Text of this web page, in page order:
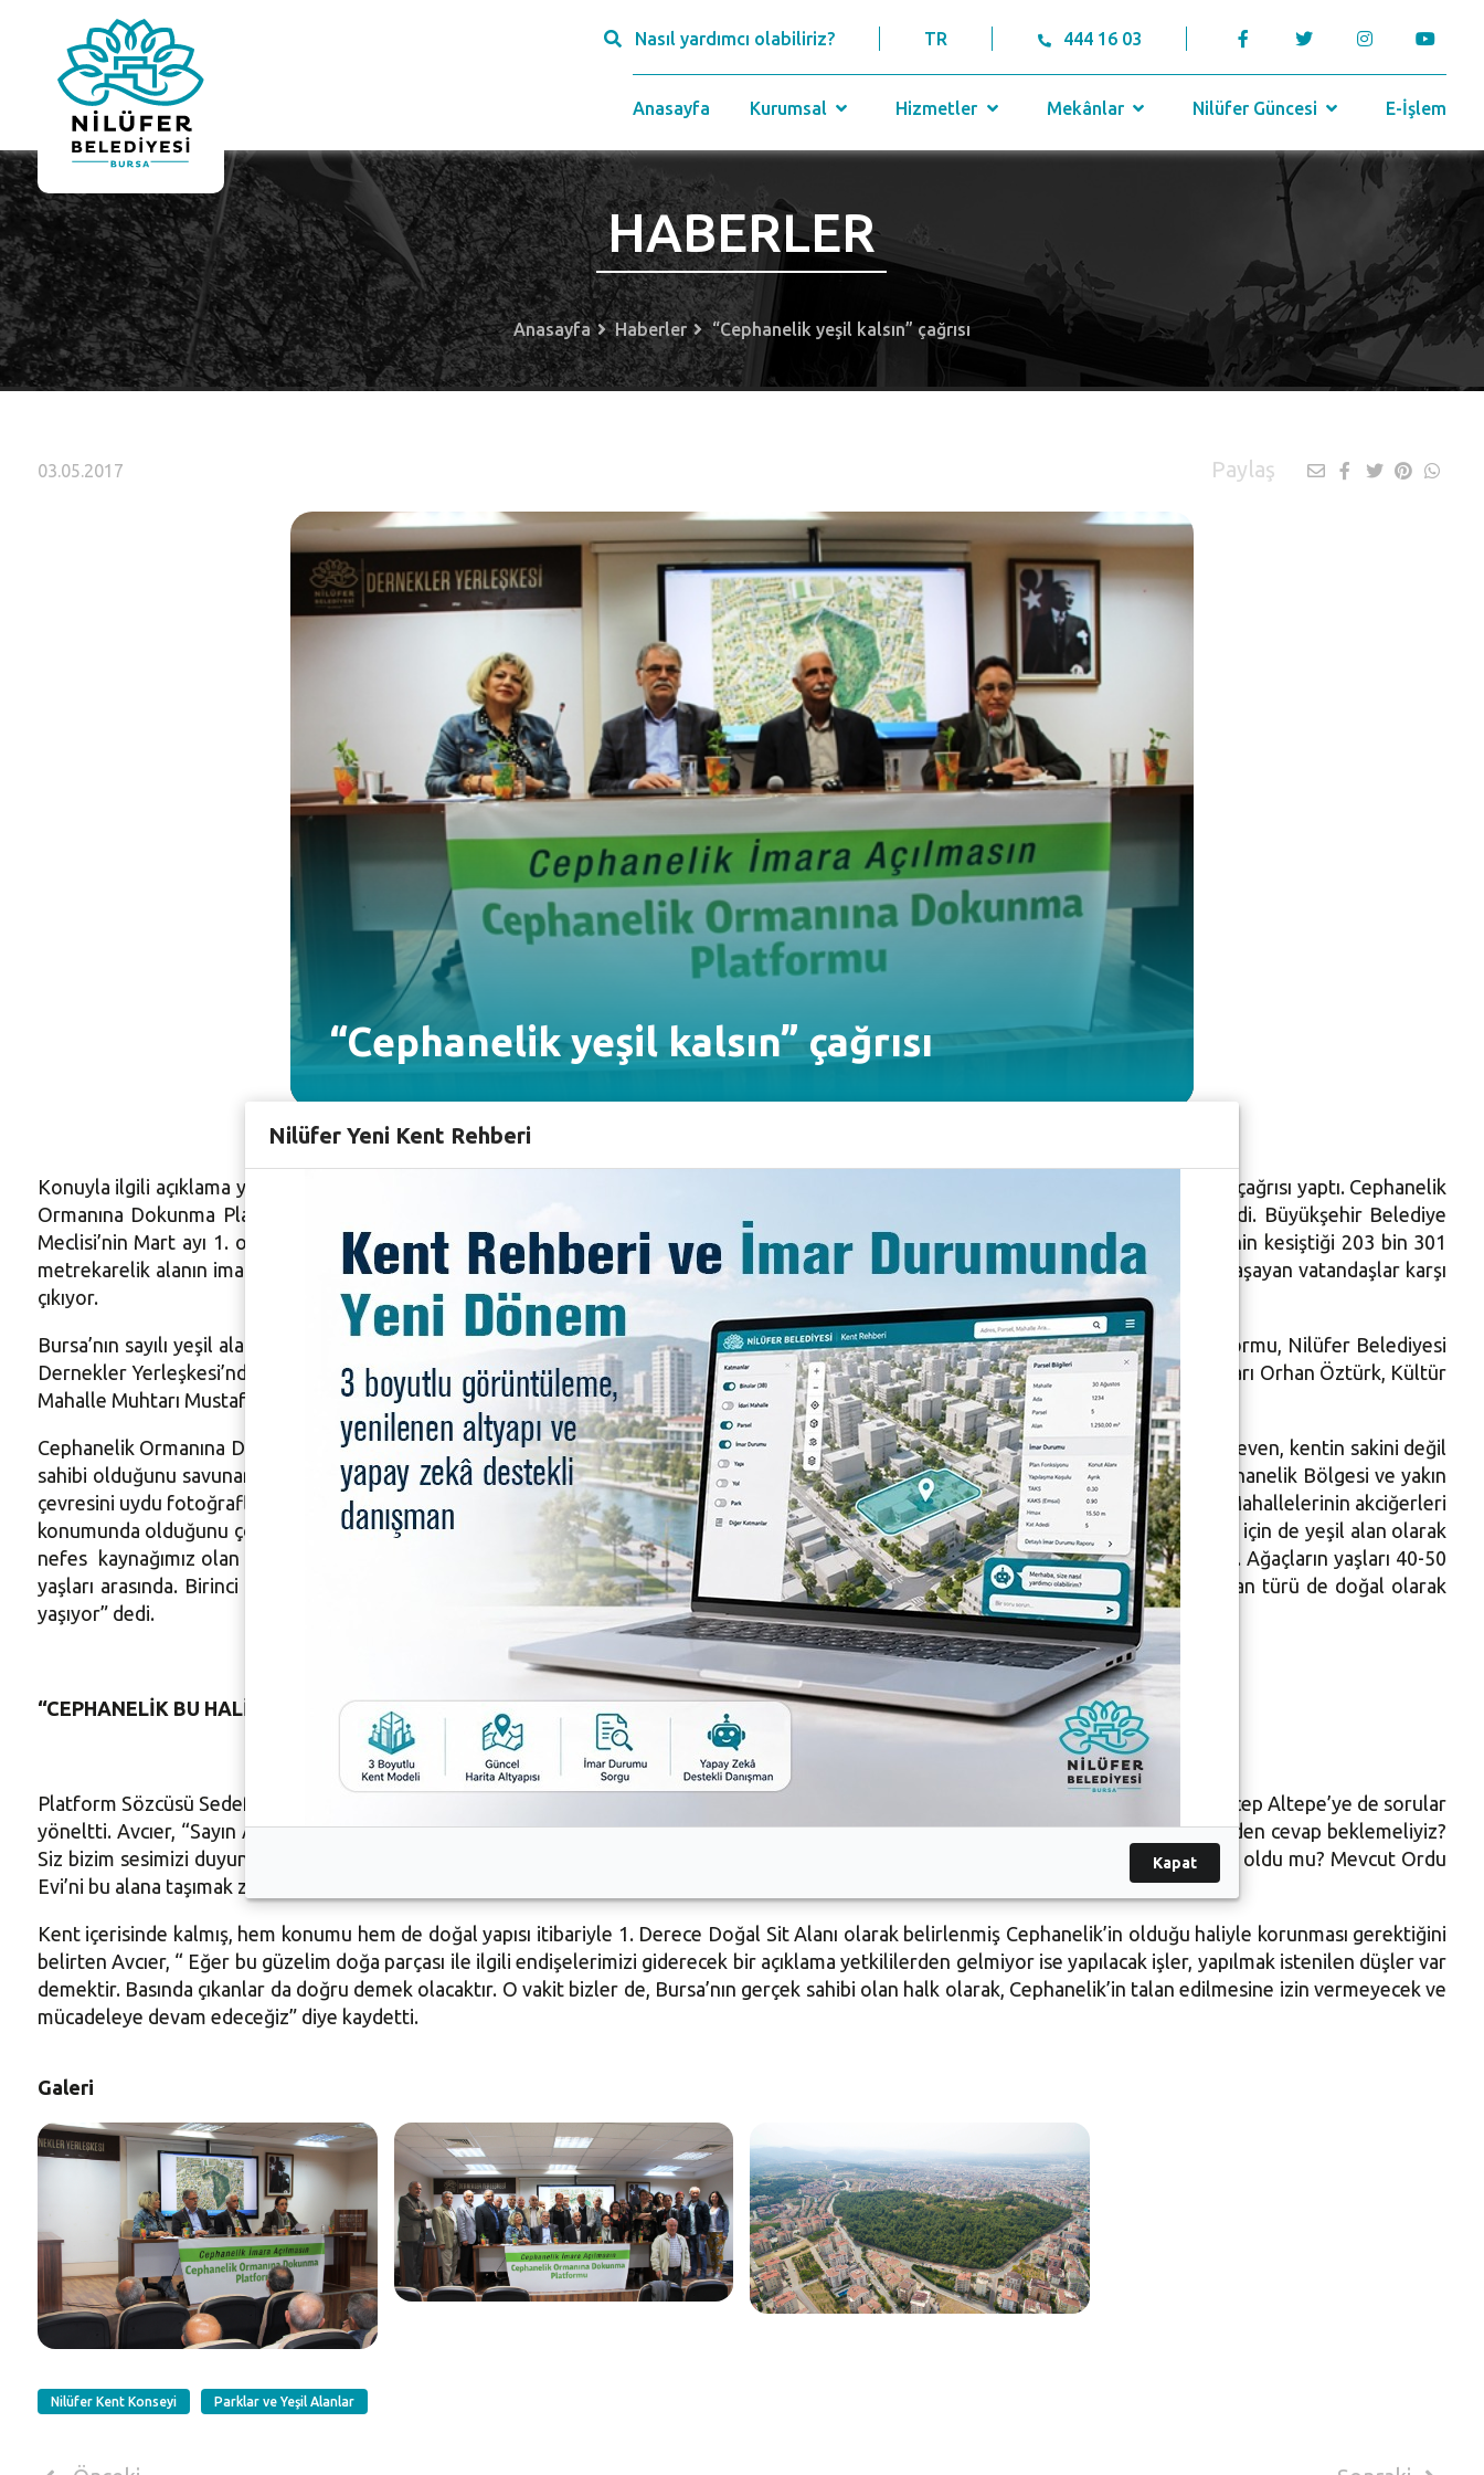
Nasıl yardımcı olabiliriz? TR 444 16 03
Anasayfa Kurumsal Hizmetler Mekânlar Nilüfer Güncesi E-İşlem
HABERLER
Anasayfa Haberler “Cephanelik yeşil kalsın” çağrısı
03.05.2017 Paylaş
“Cephanelik yeşil kalsın” çağrısı
Konuyla ilgili açıklama yapan Cephanelik Ormanına Dokunma Platformu, yetkililere, “Geleceğime dokunma, cephanelik alanı yeşil kalsın” çağrısı yaptı. Cephanelik
Ormanına Dokunma Platformu, Cephanelik bölgesinin Bursa Büyükşehir Belediyesi tarafından imara açılmak istenmesine tepki gösterdi. Büyükşehir Belediye
Meclisi’nin Mart ayı 1. oturumunda, Başkan Recep Altepe tarafından gündeme taşınan “Beşevler, Kültür, Konak ve Çamlıca mahallelerinin kesiştiği 203 bin 301
metrekarelik alanın imara açılarak, TSK birimlerinin bu alana taşınması” yönündeki öneriye Nilüfer’deki Mahalle Komiteleri ve bölgede yaşayan vatandaşlar karşı
çıkıyor.
Bursa’nın sayılı yeşil alanlar arasında bulunan Cephanelik bölgesinin imara açılmaması için kurulan Cephanelik Ormanına Dokunma Platformu, Nilüfer Belediyesi
Dernekler Yerleşkesi’nde konuyla ilgili basın açıklaması yaptı. Basın açıklaması, Konak Mahalle Muhtarı Hale Çağan, Çamlıca Mahalle Muhtarı Orhan Öztürk, Kültür
Mahalle Muhtarı Mustafa Göker ve vatandaşların katılımı ile gerçekleşti.
Cephanelik Ormanına Dokunma Platformu Sözcüsü Sedef Avcıer Cephanelik ile ilgili endişeleri olduğunu söyledi. Avcıer, “Bizler kentini seven, kentin sakini değil
sahibi olduğunu savunan halkız. Bizim nefes alanlarımız olan yeşil alanlar üzerinde yapılmak istenilen hiçbir inşaatı kabul etmiyoruz. Cephanelik Bölgesi ve yakın
çevresini uydu fotoğraflarını incelediğimizde; yoğun kentleşmenin ortasında kalmış yeşil nefes alanı. Beşevler, Kültür,
Konak ve Çamlıca Mahallelerinin akciğerleri
konumunda olduğunu çok rahat gözlemleyebiliriz. Burası, sadece bu bölgede yaşayan 75 bin insanın aktif kullandığı, 3 milyon Bursa halkı için de yeşil alan olarak
nefes kaynağımız olan bir yer. 4 mahallenin kesiştiği, yaklaşık 203 bin300 metrekareve içinde yaklaşık 26 bin ağacın bulunduğu bir alan. Ağaçların yaşları 40-50
yaşları arasında. Birinci derece doğal sit alanı. İmar planlarında askeri alan olarak görünüyor. Alanda yalnızca ağaçlar değil, birçok hayvan türü de doğal olarak
yaşıyor” dedi.
“CEPHANELİK BU HALİYLE KORUNMALI”
Platform Sözcüsü Sedef Avcıer, Cephanelik bölgesinin imara açılmak istenmesini gündeme getiren Bursa Büyükşehir Belediye Başkanı Recep Altepe’ye de sorular
yöneltti. Avcıer, “Sayın Altepe, siz hepimizin Belediye Başkanı değil misiniz? Biz kentliler derdimizi, şikayetimizi kime söylemeliyiz? Kimden cevap beklemeliyiz?
Siz bizim sesimizi duyun. Bizim endişelerimize yanıt verin. Cephanelik ormanı ile ilgili TSK ile bu alanın kullanımına ilişkin görüşmeleriniz oldu mu? Mevcut Ordu
Evi’ni bu alana taşımak zorunda mısınız?” diyerek sorularına yanıt istedi.
Kent içerisinde kalmış, hem konumu hem de doğal yapısı itibariyle 1. Derece Doğal Sit Alanı olarak belirlenmiş Cephanelik’in olduğu haliyle korunması gerektiğini
belirten Avcıer, “ Eğer bu güzelim doğa parçası ile ilgili endişelerimizi giderecek bir açıklama yetkililerden gelmiyor ise yapılacak işler, yapılmak istenilen düşler var
demektir. Basında çıkanlar da doğru demek olacaktır. O vakit bizler de, Bursa’nın gerçek sahibi olan halk olarak, Cephanelik’in talan edilmesine izin vermeyecek ve
mücadeleye devam edeceğiz” diye kaydetti.
Galeri
Nilüfer Kent Konseyi Parklar ve Yeşil Alanlar
Nilüfer Yeni Kent Rehberi
Kapat